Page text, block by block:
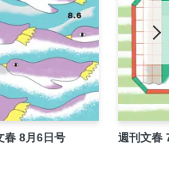
リ
春 8月6日号 週刊文春